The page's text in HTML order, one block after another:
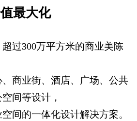
最大化
过300万平方米的商业美陈
商业街、酒店、广场、公共
间等设计，
间的一体化设计解决方案。